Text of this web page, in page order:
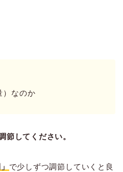
）なのか
節してください。
で少しずつ調節していくと良